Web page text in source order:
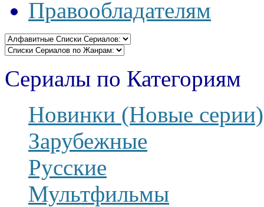
Правообладателям
Сериалы по Категориям
Новинки (Новые серии)
Зарубежные
Русские
Мультфильмы